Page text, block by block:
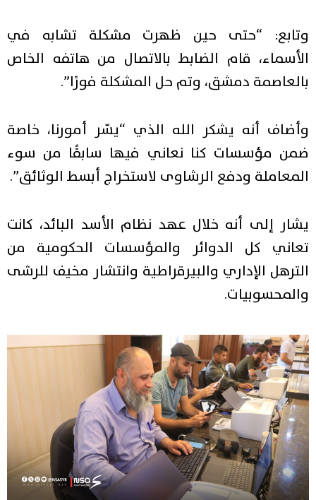
وتابع: “حتى حين ظهرت مشكلة تشابه في
الأسماء، قام الضابط بالاتصال من هاتفه الخاص
بالعاصمة دمشق، وتم حل المشكلة فورًا”.
وأضاف أنه يشكر الله الذي “يسّر أمورنا، خاصة
ضمن مؤسسات كنا نعاني فيها سابقًا من سوء
المعاملة ودفع الرشاوى لاستخراج أبسط الوثائق”.
يشار إلى أنه خلال عهد نظام الأسد البائد، كانت
تعاني كل الدوائر والمؤسسات الحكومية من
الترهل الإداري والبيرقراطية وانتشار مخيف للرشى
والمحسوبيات.